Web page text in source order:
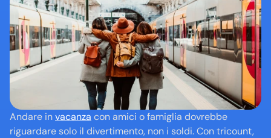
Andare in vacanza con amici o famiglia dovrebbe
riguardare solo il divertimento, non i soldi. Con tricount,